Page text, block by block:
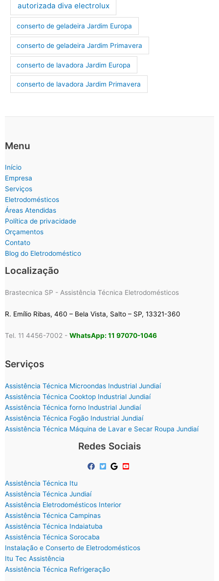
autorizada diva electrolux
conserto de geladeira Jardim Europa
conserto de geladeira Jardim Primavera
conserto de lavadora Jardim Europa
conserto de lavadora Jardim Primavera
Menu
Início
Empresa
Serviços
Eletrodomésticos
Áreas Atendidas
Política de privacidade
Orçamentos
Contato
Blog do Eletrodoméstico
Localização
Brastecnica SP - Assistência Técnica Eletrodomésticos
R. Emílio Ribas, 460 – Bela Vista, Salto – SP, 13321-360
Tel. 11 4456-7002 - WhatsApp: 11 97070-1046
Serviços
Assistência Técnica Microondas Industrial Jundiaí
Assistência Técnica Cooktop Industrial Jundiaí
Assistência Técnica forno Industrial Jundiaí
Assistência Técnica Fogão Industrial Jundiaí
Assistência Técnica Máquina de Lavar e Secar Roupa Jundiaí
Redes Sociais
Assistência Técnica Itu
Assistência Técnica Jundiaí
Assistência Eletrodomésticos Interior
Assistência Técnica Campinas
Assistência Técnica Indaiatuba
Assistência Técnica Sorocaba
Instalação e Conserto de Eletrodomésticos
Itu Tec Assistência
Assistência Técnica Refrigeração